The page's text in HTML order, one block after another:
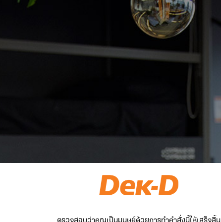
ตรวจสอบว่าคุณเป็นมนุษย์ด้วยการทำคำสั่งนี้ให้เสร็จสิ้น